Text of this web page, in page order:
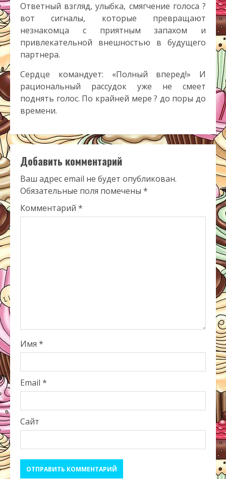
Ответный взгляд, улыбка, смягчение голоса ?
вот сигналы, которые превращают
незнакомца с приятным запахом и
привлекательной внешностью в будущего
партнера.
Сердце командует: «Полный вперед!» И
рациональный рассудок уже не смеет
поднять голос. По крайней мере ? до поры до
времени.
Добавить комментарий
Ваш адрес email не будет опубликован.
Обязательные поля помечены *
Комментарий *
Имя *
Email *
Сайт